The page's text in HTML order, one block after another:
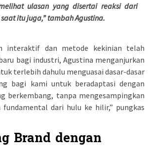
ulasan yang disertai reaksi dari
itu juga,” tambah Agustina.
interaktif dan metode kekinian telah
bagi industri, Agustina menganjurkan
terlebih dahulu menguasai dasar-dasar
bagi kami untuk beradaptasi dengan
berkembang, tanpa mengesampingkan
fundamental dari hulu ke hilir,” pungkas
Brand dengan